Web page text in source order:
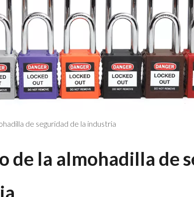
de seguridad de la industria
de la almohadilla de